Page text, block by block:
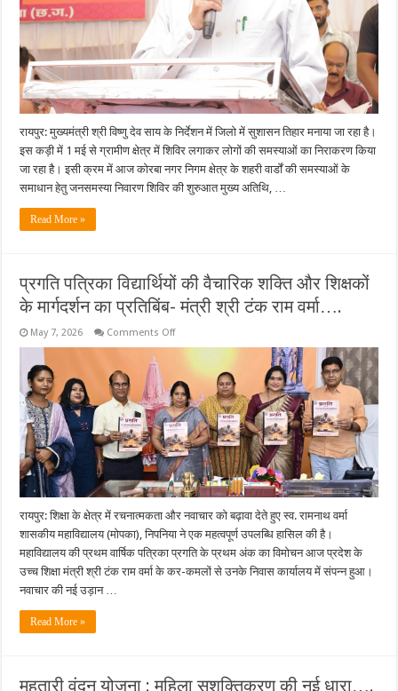
मंत्री
लखनलाल
देवांगन….
रायपुर: मुख्यमंत्री श्री विष्णु देव साय के निर्देशन में जिलो में सुशासन तिहार मनाया जा रहा है।
इस कड़ी में 1 मई से ग्रामीण क्षेत्र में शिविर लगाकर लोगों की समस्याओं का निराकरण किया
जा रहा है। इसी क्रम में आज कोरबा नगर निगम क्षेत्र के शहरी वार्डों की समस्याओं के
समाधान हेतु जनसमस्या निवारण शिविर की शुरुआत मुख्य अतिथि, …
Read More »
प्रगति पत्रिका विद्यार्थियों की वैचारिक शक्ति और शिक्षकों
के मार्गदर्शन का प्रतिबिंब- मंत्री श्री टंक राम वर्मा….
May 7, 2026 Comments Offon
की
वैचारिक
शक्ति
और
शिक्षकों
के
मार्गदर्शन
का
प्रतिबिंब-
मंत्री
श्री
राम
वर्मा….
रायपुर: शिक्षा के क्षेत्र में रचनात्मकता और नवाचार को बढ़ावा देते हुए स्व. रामनाथ वर्मा
शासकीय महाविद्यालय (मोपका), निपनिया ने एक महत्वपूर्ण उपलब्धि हासिल की है।
महाविद्यालय की प्रथम वार्षिक पत्रिका प्रगति के प्रथम अंक का विमोचन आज प्रदेश के
उच्च शिक्षा मंत्री श्री टंक राम वर्मा के कर-कमलों से उनके निवास कार्यालय में संपन्न हुआ।
नवाचार की नई उड़ान …
Read More »
महतारी वंदन योजना : महिला सशक्तिकरण की नई धारा….